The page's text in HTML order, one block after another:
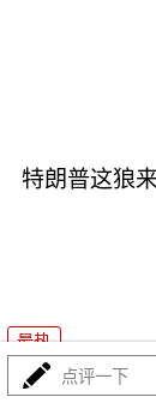
特朗普这狼
最热
高市早苗又
点评一下